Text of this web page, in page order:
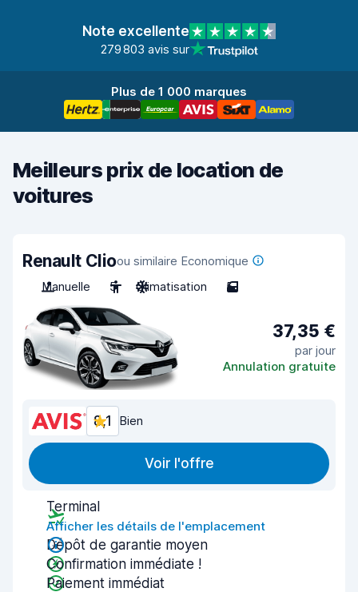
Note excellente
279 803 avis sur
Plus de 1 000 marques
Meilleurs prix de location de
voitures
Renault Clioou similaire Economique
Manuelle
5 Climatisation 5
37,35 €
par jour
Annulation gratuite
8,1 Bien
Voir l'offre
Terminal
Afficher les détails de l'emplacement
Dépôt de garantie moyen
Confirmation immédiate !
Paiement immédiat